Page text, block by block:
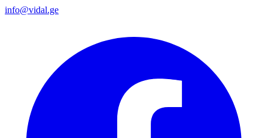
info@vidal.ge